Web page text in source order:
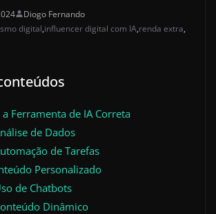
Diogo Fernando
digital,influencer digital com IA,renda extra,
a Ferramenta de IA Correta
de Dados
de Tarefas
Personalizado
de Chatbots
Dinâmico